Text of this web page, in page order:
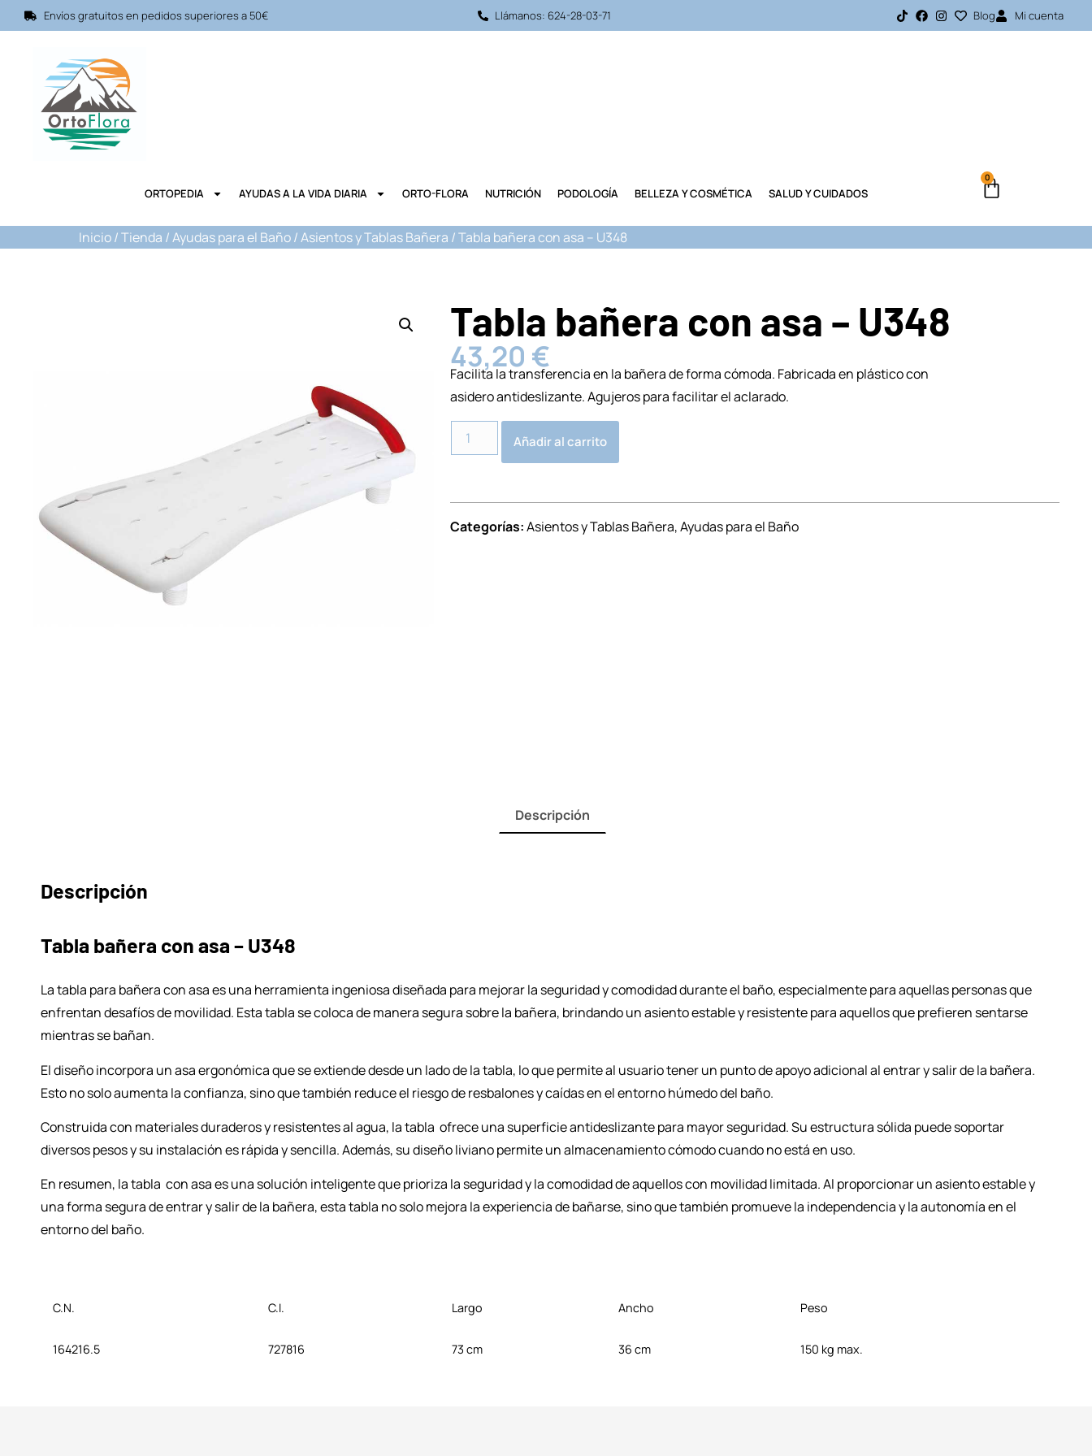
Envíos gratuitos en pedidos superiores a 50€ Llámanos: 624-28-03-71 Blog Mi cuenta
ORTOPEDIA AYUDAS A LA VIDA DIARIA ORTO-FLORA NUTRICIÓN PODOLOGÍA BELLEZA Y COSMÉTICA SALUD Y CUIDADOS
0
Inicio/Tienda /Ayudas para el Baño/Asientos y Tablas Bañera / Tabla bañera con asa – U348
Tabla bañera con asa – U348
43,20 €
Facilita la transferencia en la bañera de forma cómoda. Fabricada en plástico con
asidero antideslizante. Agujeros para facilitar el aclarado.
Añadir al carrito
Categorías:Asientos y Tablas Bañera,Ayudas para el Baño
Descripción
Descripción
Tabla bañera con asa – U348
La tabla para bañera con asa es una herramienta ingeniosa diseñada para mejorar la seguridad y comodidad durante el baño, especialmente para aquellas personas que
enfrentan desafíos de movilidad. Esta tabla se coloca de manera segura sobre la bañera, brindando un asiento estable y resistente para aquellos que prefieren sentarse
mientras se bañan.
El diseño incorpora un asa ergonómica que se extiende desde un lado de la tabla, lo que permite al usuario tener un punto de apoyo adicional al entrar y salir de la bañera.
Esto no solo aumenta la confianza, sino que también reduce el riesgo de resbalones y caídas en el entorno húmedo del baño.
Construida con materiales duraderos y resistentes al agua, la tabla ofrece una superficie antideslizante para mayor seguridad. Su estructura sólida puede soportar
diversos pesos y su instalación es rápida y sencilla. Además, su diseño liviano permite un almacenamiento cómodo cuando no está en uso.
En resumen, la tabla con asa es una solución inteligente que prioriza la seguridad y la comodidad de aquellos con movilidad limitada. Al proporcionar un asiento estable y
una forma segura de entrar y salir de la bañera, esta tabla no solo mejora la experiencia de bañarse, sino que también promueve la independencia y la autonomía en el
entorno del baño.
C.N. C.I. Largo Ancho Peso
164216.5 727816 73 cm 36 cm 150 kg max.